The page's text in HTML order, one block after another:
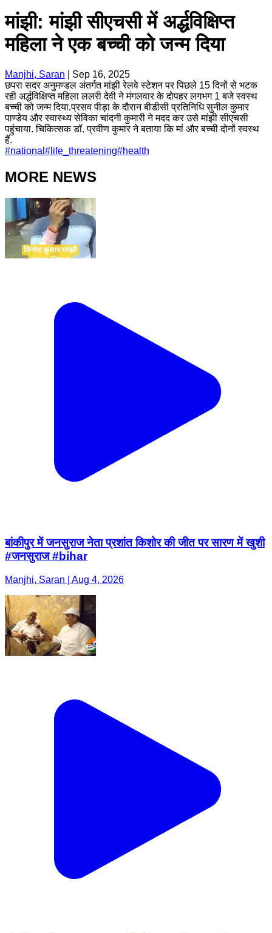
मांझी: मांझी सीएचसी में अर्द्धविक्षिप्त
महिला ने एक बच्ची को जन्म दिया
Manjhi, Saran
Sep 16, 2025
छपरा सदर अनुमण्डल अंतर्गत मांझी रेलवे स्टेशन पर पिछले 15 दिनों से भटक
रही अर्द्धविक्षिप्त महिला ललरी देवी ने मंगलवार के दोपहर लगभग 1 बजे स्वस्थ
बच्ची को जन्म दिया.प्रसव पीड़ा के दौरान बीडीसी प्रतिनिधि सुनील कुमार
पाण्डेय और स्वास्थ्य सेविका चांदनी कुमारी ने मदद कर उसे मांझी सीएचसी
पहुंचाया. चिकित्सक डॉ. प्रवीण कुमार ने बताया कि मां और बच्ची दोनों स्वस्थ
हैं.
#national # life_threatening#health
MORE NEWS
बांकीपुर में जनसुराज नेता प्रशांत किशोर की जीत पर सारण में खुशी
#जनसुराज #bihar
Manjhi, Saran | Aug 4, 2026